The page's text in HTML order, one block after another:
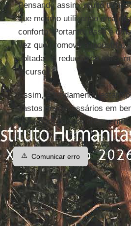
Pensando assim, muito tem
que mesmo utilizando uma
conforto. Portanto, essa é
vez que promove a indústria,
voltadas à redução do
recurso.
Assim, é fundamental
gastos desnecessários em
reais para nossos
⚠️ Comunicar erro